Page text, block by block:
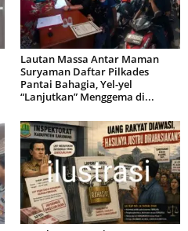
Lautan Massa Antar Maman
Suryaman Daftar Pilkades
Pantai Bahagia, Yel-yel
“Lanjutkan” Menggema di...